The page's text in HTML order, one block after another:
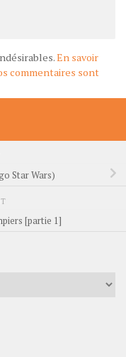
En savoir
commentaires sont
Star Wars)
[partie 1]